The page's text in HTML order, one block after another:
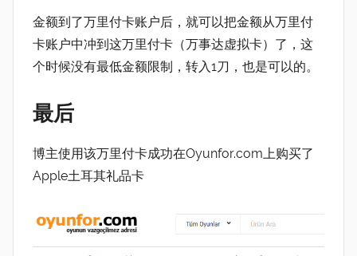
金额到了万里付卡账户后，就可以把金额从万里付
卡账户中冲到这万里付卡（万事达虚拟卡）了，这
个时候没有最低金额限制，转入1刀，也是可以的。
最后
博主使用该万里付卡成功在Oyunfor.com上购买了
Apple土耳其礼品卡